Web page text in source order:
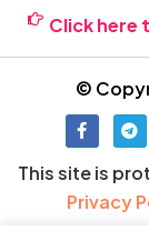
Click here
©
This site is
Privacy